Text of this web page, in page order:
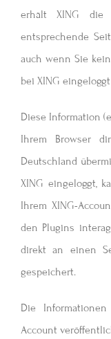
erhält XING die
entsprechende
auch wenn Sie
bei XING
Diese Information
Ihrem Browser
Deutschland
XING eingeloggt,
Ihrem XING-
den Plugins
direkt an einen
gespeichert.
Die
Account